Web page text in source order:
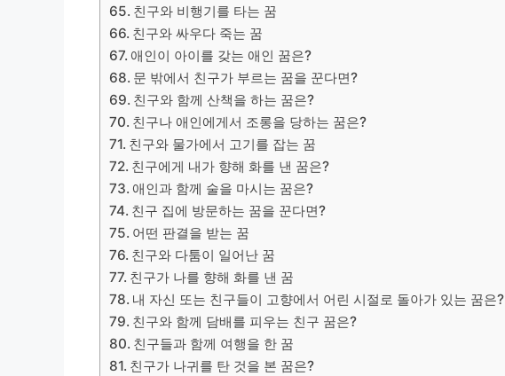
​친구와 비행기를 타는 꿈
친구와 싸우다 죽는 꿈
애인이 아이를 갖는 애인 꿈은?
문 밖에서 친구가 부르는 꿈을 꾼다면?
​친구와 함께 산책을 하는 꿈은?
친구나 애인에게서 조롱을 당하는 꿈은?
​친구와 물가에서 고기를 잡는 꿈
친구에게 내가 향해 화를 낸 꿈은?
애인과 함께 술을 마시는 꿈은?
친구 집에 방문하는 꿈을 꾼다면?
​어떤 판결을 받는 꿈
친구와 다툼이 일어난 꿈
친구가 나를 향해 화를 낸 꿈
내 자신 또는 친구들이 고향에서 어린 시절로 돌아가 있는 꿈은?
친구와 함께 담배를 피우는 친구 꿈은?
​친구들과 함께 여행을 한 꿈
친구가 나귀를 탄 것을 본 꿈은?